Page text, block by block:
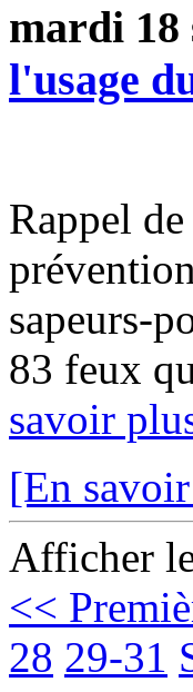
mardi 18
l'usage
Rappel
sapeurs-
83 feux
savoir
[En
Afficher
<<
28 29-31